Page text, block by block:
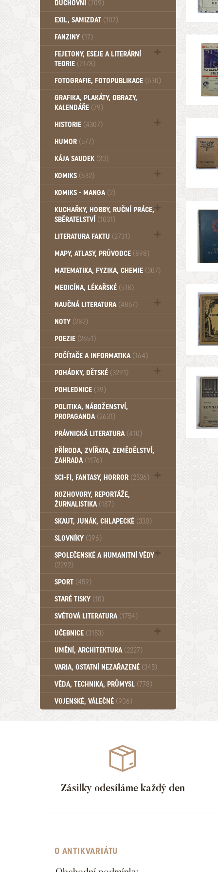
DUCHOVNÍ (709)
Okultismus (110)
EXIL, SAMIZDAT (107)
FANZINY (17)
FEJETONY, ESEJE A LITERÁRNÍ
TEORIE (2178)
Citáty, aforismy, snáře, přísloví,
FOTOGRAFIE, FOTOPUBLIKACE (630)
GRAFIKA, PLAKÁTY, OBRAZY,
KALENDÁŘE (79)
HISTORIE (4307)
Mytologie, Mýty, Báje, Pověsti (203)
HUMOR (577)
KÁJA SAUDEK (20)
KOMIKS (632)
Komiks - Čtyřlístek (234)
KOMIKS - MANGA (2)
KUCHAŘKY, HOBBY, RUČNÍ PRÁCE,
SBĚRATELSTVÍ (1031)
Dům a byt (102)
LITERATURA FAKTU (2731)
Katalogy (503)
MAPY, ATLASY, PRŮVODCE (898)
MATEMATIKA, FYZIKA, CHEMIE (307)
MEDICÍNA, LÉKAŘSKÉ (518)
NAUČNÁ LITERATURA (4867)
Zdraví a zdraví životní styl (510)
NOTY (282)
POEZIE (2651)
POČÍTAČE A INFORMATIKA (164)
POHÁDKY, DĚTSKÉ (3291)
Pro děti a mládež (2887)
Pohádky, Dětské - Od roku 1949 (257)
POHLEDNICE (39)
POLITIKA, NÁBOŽENSTVÍ,
PROPAGANDA (2631)
PRÁVNICKÁ LITERATURA (410)
PŘÍRODA, ZVÍŘATA, ZEMĚDĚLSTVÍ,
ZAHRADA (1176)
SCI-FI, FANTASY, HORROR (2536)
UFO (14)
ROZHOVORY, REPORTÁŽE,
ŽURNALISTIKA (187)
SKAUT, JUNÁK, CHLAPECKÉ (330)
SLOVNÍKY (396)
SPOLEČENSKÉ A HUMANITNÍ VĚDY
(2292)
Pedagogika (191)
Psychologie a osobní rozvoj (761)
SPORT (459)
STARÉ TISKY (10)
SVĚTOVÁ LITERATURA (1754)
UČEBNICE (3153)
Učebnice - Jazykové (1297)
Učebnice - VŠ (259)
Učebnice - ZŠ (556)
Učebnice - Ostatní (499)
UMĚNÍ, ARCHITEKTURA (2227)
VARIA, OSTATNÍ NEZAŘAZENÉ (345)
VĚDA, TECHNIKA, PRŮMYSL (778)
VOJENSKÉ, VÁLEČNÉ (906)
Zásilky odesíláme každý den
O ANTIKVARIÁTU